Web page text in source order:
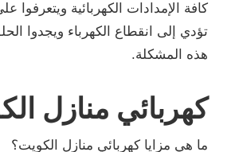
كافة الإمدادات الكهربائية ويتعرفوا
تؤدي إلى انقطاع الكهرباء ويجدوا
هذه المشكلة.
كهربائي منازل
ما هي مزايا كهربائي منازل الكويت؟